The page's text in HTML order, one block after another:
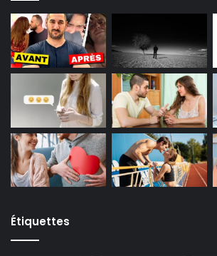
Étiquettes